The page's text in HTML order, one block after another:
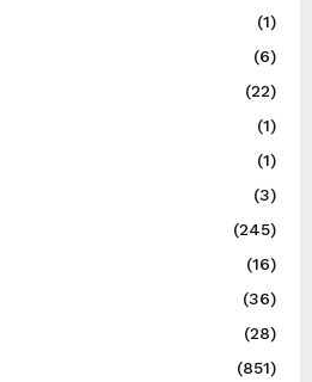
(1)
(6)
(22)
(1)
(1)
(3)
(245)
(16)
(36)
(28)
(851)